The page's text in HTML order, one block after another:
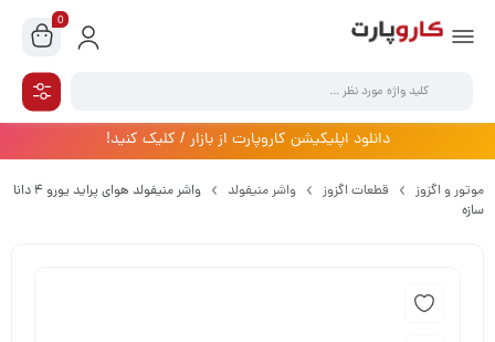
0
دانلود اپلیکیشن کاروپارت از بازار / کلیک کنید!
موتور و اگزوز قطعات اگزوز واشر منیفولد
واشر منیفولد هوای پراید یورو 4 دانا
سازه